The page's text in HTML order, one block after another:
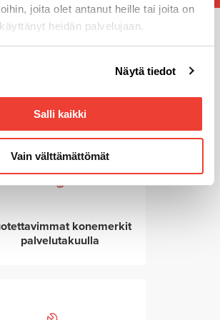
joita olet antanut heille tai joita on
heidän palvelujaan.
linkistä.
Näytä tiedot
Salli kaikki
Vain välttämättömät
valita Rotator?
johtavien merkkien asiantuntija ja
palveleva konetalo
konemerkit
palvelutakuulla